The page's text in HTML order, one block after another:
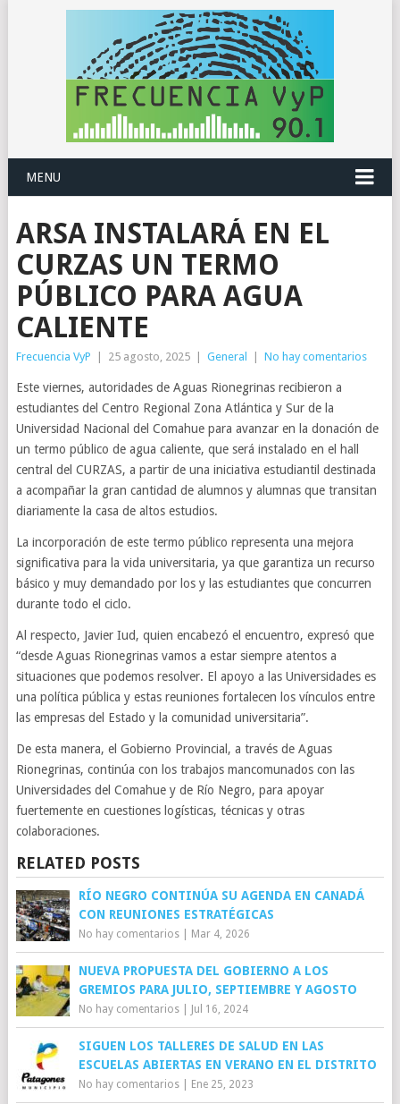
MENU
ARSA INSTALARÁ EN EL
CURZAS UN TERMO
PÚBLICO PARA AGUA
CALIENTE
Frecuencia VyP 25 agosto, 2025 General No hay comentarios
Este viernes, autoridades de Aguas Rionegrinas recibieron a
estudiantes del Centro Regional Zona Atlántica y Sur de la
Universidad Nacional del Comahue para avanzar en la donación de
un termo público de agua caliente, que será instalado en el hall
central del CURZAS, a partir de una iniciativa estudiantil destinada
a acompañar la gran cantidad de alumnos y alumnas que transitan
diariamente la casa de altos estudios.
La incorporación de este termo público representa una mejora
significativa para la vida universitaria, ya que garantiza un recurso
básico y muy demandado por los y las estudiantes que concurren
durante todo el ciclo.
Al respecto, Javier Iud, quien encabezó el encuentro, expresó que
“desde Aguas Rionegrinas vamos a estar siempre atentos a
situaciones que podemos resolver. El apoyo a las Universidades es
una política pública y estas reuniones fortalecen los vínculos entre
las empresas del Estado y la comunidad universitaria”.
De esta manera, el Gobierno Provincial, a través de Aguas
Rionegrinas, continúa con los trabajos mancomunados con las
Universidades del Comahue y de Río Negro, para apoyar
fuertemente en cuestiones logísticas, técnicas y otras
colaboraciones.
RELATED POSTS
RÍO NEGRO CONTINÚA SU AGENDA EN CANADÁ
CON REUNIONES ESTRATÉGICAS
No hay comentarios| Mar 4, 2026
NUEVA PROPUESTA DEL GOBIERNO A LOS
GREMIOS PARA JULIO, SEPTIEMBRE Y AGOSTO
No hay comentarios| Jul 16, 2024
SIGUEN LOS TALLERES DE SALUD EN LAS
ESCUELAS ABIERTAS EN VERANO EN EL DISTRITO
No hay comentarios| Ene 25, 2023